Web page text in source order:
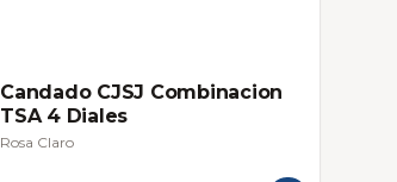
Candado CJSJ Combinacion
TSA 4 Diales
Rosa Claro